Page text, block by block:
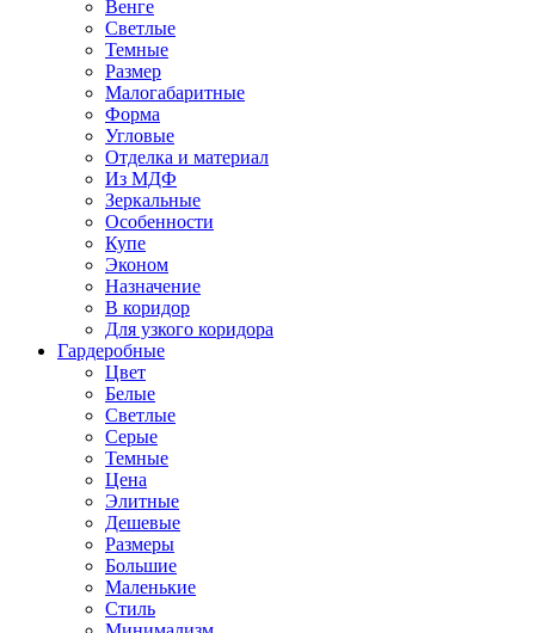
Венге
Светлые
Темные
Размер
Малогабаритные
Форма
Угловые
Отделка и материал
Из МДФ
Зеркальные
Особенности
Купе
Эконом
Назначение
В коридор
Для узкого коридора
Гардеробные
Цвет
Белые
Светлые
Серые
Темные
Цена
Элитные
Дешевые
Размеры
Большие
Маленькие
Стиль